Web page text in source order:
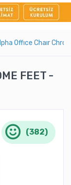
Offıce Chaır
FEET -
(382)